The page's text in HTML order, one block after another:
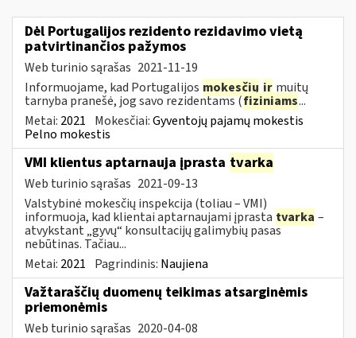
Dėl Portugalijos rezidento rezidavimo vietą
patvirtinančios pažymos
Web turinio sąrašas 2021-11-19
Informuojame, kad Portugalijos mokesčių ir muitų
tarnyba pranešė, jog savo rezidentams (fiziniams...
Metai: 2021 Mokesčiai:Gyventojų pajamų mokestis
Pelno mokestis
VMI klientus aptarnauja įprasta tvarka
Web turinio sąrašas 2021-09-13
Valstybinė mokesčių inspekcija (toliau – VMI)
informuoja, kad klientai aptarnaujami įprasta tvarka –
atvykstant „gyvų“ konsultacijų galimybių pasas
nebūtinas. Tačiau...
Metai: 2021 Pagrindinis: Naujiena
Važtaraščių duomenų teikimas atsarginėmis
priemonėmis
Web turinio sąrašas 2020-04-08